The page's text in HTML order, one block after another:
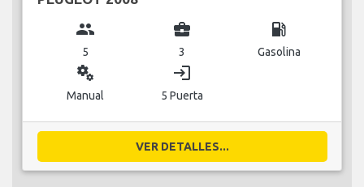
group
5
business_center
3
local_gas_station
Gasolina
miscellaneous_services
Manual
login
5 Puerta
VER DETALLES...